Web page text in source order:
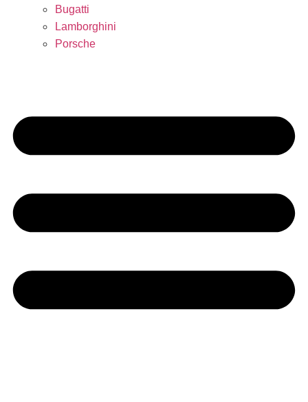
Bugatti
Lamborghini
Porsche